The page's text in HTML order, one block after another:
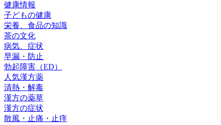
健康情報
子どもの健康
栄養、食品の知識
茶の文化
病気、症状
早漏・防止
勃起障害（ED）
人気漢方薬
清熱・解毒
漢方の薬草
漢方の症状
散風・止痛・止痒